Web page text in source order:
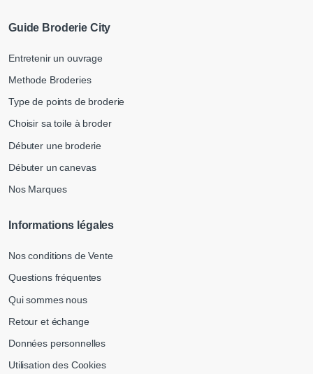
Guide Broderie City
Entretenir un ouvrage
Methode Broderies
Type de points de broderie
Choisir sa toile à broder
Débuter une broderie
Débuter un canevas
Nos Marques
Informations légales
Nos conditions de Vente
Questions fréquentes
Qui sommes nous
Retour et échange
Données personnelles
Utilisation des Cookies